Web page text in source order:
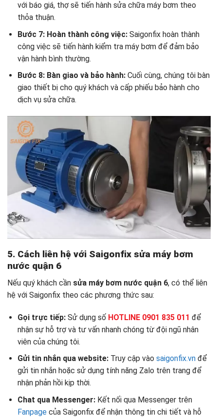
với báo giá, thợ sẽ tiến hành sửa chữa máy bơm theo
thỏa thuận.
Bước 7: Hoàn thành công việc:Saigonfix hoàn thành
công việc sẽ tiến hành kiểm tra máy bơm để đảm bảo
vận hành bình thường.
Bước 8: Bàn giao và bảo hành:Cuối cùng, chúng tôi bàn
giao thiết bị cho quý khách và cấp phiếu bảo hành cho
dịch vụ sửa chữa.
5. Cách liên hệ với Saigonfix sửa máy bơm
nước quận 6
Nếu quý khách cần sửa máy bơm nước quận 6, có thể liên
hệ với Saigonfix theo các phương thức sau:
Gọi trực tiếp:Sử dụng số HOTLINE 0901 835 011 để
nhận sự hỗ trợ và tư vấn nhanh chóng từ đội ngũ nhân
viên của chúng tôi.
Gửi tin nhắn qua website:Truy cập vào saigonfix.vnđể
gửi tin nhắn hoặc sử dụng tính năng Zalo trên trang để
nhận phản hồi kịp thời.
Chat qua Messenger:Kết nối qua Messenger trên
Fanpagecủa Saigonfix để nhận thông tin chi tiết và hỗ